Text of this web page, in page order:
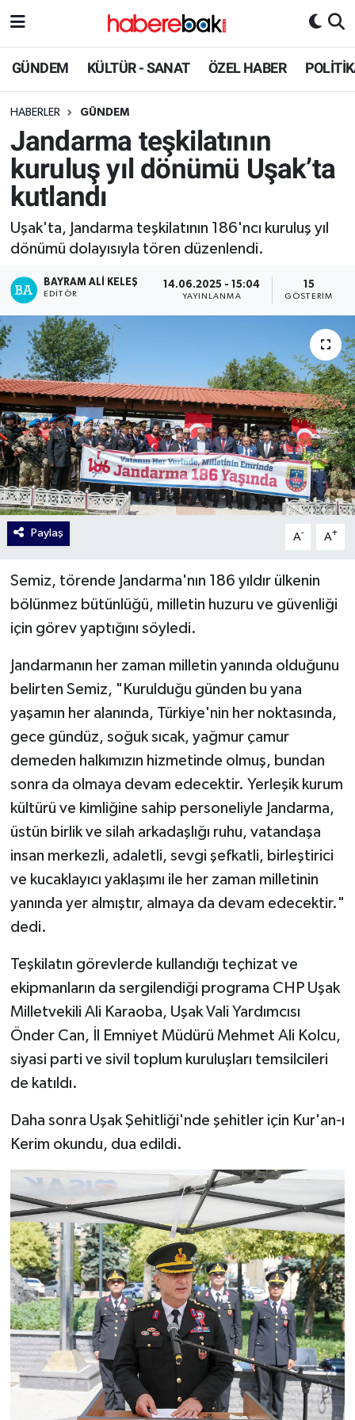
GÜNDEM KÜLTÜR - SANAT ÖZEL HABER
HABERLER GÜNDEM
Jandarma teşkilatının
kuruluş yıl dönümü Uşak’ta
kutlandı
Uşak'ta, Jandarma teşkilatının 186'ncı kuruluş yıl
dönümü dolayısıyla tören düzenlendi.
BAYRAM ALI KELEŞ
EDITÖR
14.06.2025 - 15:04
YAYINLANMA
15
GÖSTERIM
Paylaş A- A+
Semiz, törende Jandarma'nın 186 yıldır ülkenin
bölünmez bütünlüğü, milletin huzuru ve güvenliği
için görev yaptığını söyledi.
Jandarmanın her zaman milletin yanında olduğunu
belirten Semiz, "Kurulduğu günden bu yana
yaşamın her alanında, Türkiye'nin her noktasında,
gece gündüz, soğuk sıcak, yağmur çamur
demeden halkımızın hizmetinde olmuş, bundan
sonra da olmaya devam edecektir. Yerleşik kurum
kültürü ve kimliğine sahip personeliyle Jandarma,
üstün birlik ve silah arkadaşlığı ruhu, vatandaşa
insan merkezli, adaletli, sevgi şefkatli, birleştirici
ve kucaklayıcı yaklaşımı ile her zaman milletinin
yanında yer almıştır, almaya da devam edecektir."
dedi.
Teşkilatın görevlerde kullandığı teçhizat ve
ekipmanların da sergilendiği programa CHP Uşak
Milletvekili Ali Karaoba, Uşak Vali Yardımcısı
Önder Can, İl Emniyet Müdürü Mehmet Ali Kolcu,
siyasi parti ve sivil toplum kuruluşları temsilcileri
de katıldı.
Daha sonra Uşak Şehitliği'nde şehitler için Kur'an-ı
Kerim okundu, dua edildi.
Hava Durumu
Süper Lig Puan Durumu ve Fikstür
Tüm Manşetler
Son Dakika Haberleri